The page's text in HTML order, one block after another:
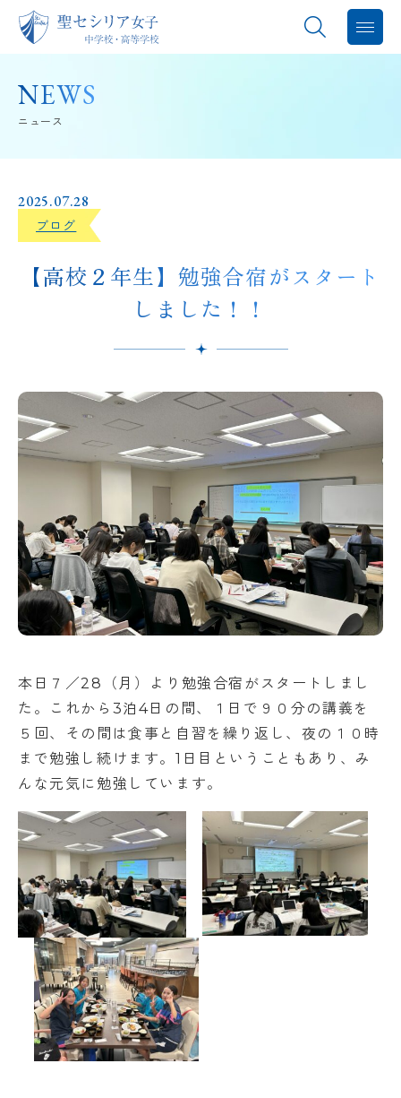
教育内容
進路指導
中学入試
NEWS
バレエスタジオ サイトマップ
このサイトについて
お問い合わせ 資料請求
NEWS
ニュース
2025.07.28
ブログ
【高校２年生】勉強合宿がスタート
しました！！
本日７／28（月）より勉強合宿がスタートしまし
た。これから3泊4日の間、１日で９０分の講義を
５回、その間は食事と自習を繰り返し、夜の１０時
まで勉強し続けます。1日目ということもあり、み
んな元気に勉強しています。